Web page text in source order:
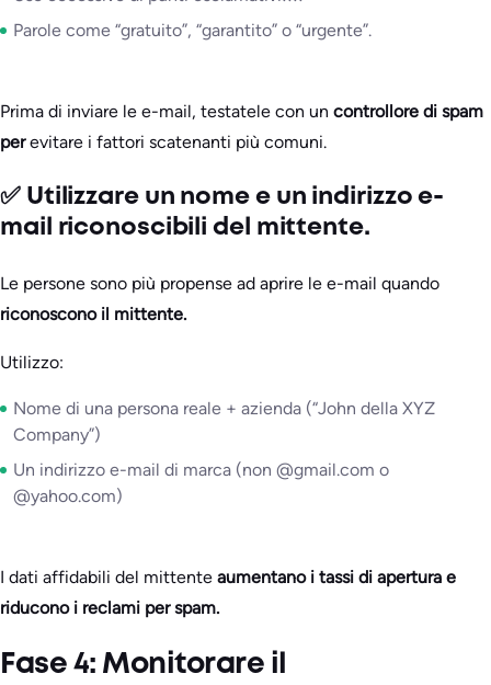
Parole come “gratuito”, “garantito” o “urgente”.
Prima di inviare le e-mail, testatele con un controllore di spam
perevitare i fattori scatenanti più comuni.
✅ Utilizzare un nome e un indirizzo e-
mail riconoscibili del mittente.
Le persone sono più propense ad aprire le e-mail quando
riconoscono il mittente.
Utilizzo:
Nome di una persona reale + azienda (“John della XYZ
Company”)
Un indirizzo e-mail di marca (non @gmail.com o
@yahoo.com)
I dati affidabili del mittente aumentano i tassi di apertura e
riducono i reclami per spam.
Fase 4: Monitorare il